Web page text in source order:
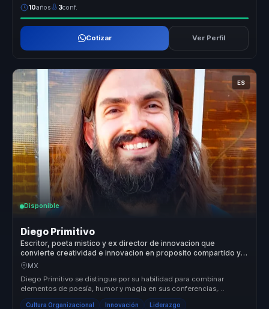
10años 3conf.
Cotizar Ver Perfil
ES
Disponible
Diego Primitivo
Escritor, poeta mistico y ex director de innovacion que
convierte creatividad e innovacion en proposito compartido y
cohesion para organizaciones y equipos.
MX
Diego Primitivo se distingue por su habilidad para combinar
elementos de poesía, humor y magia en sus conferencias,
creando experiencias ...
Cultura Organizacional Innovación Liderazgo